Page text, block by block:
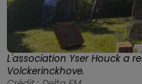
L'association Yser Houck a
Volckerinckhove.